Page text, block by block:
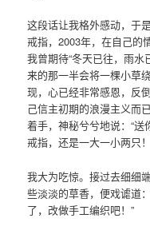
这段话让我格外感动，于
戒指，2003年，在自己的
我曾期待“冬天已往，雨
来的那一半会将一棵小草
现，心已经非常感恩，反
己信主初期的浪漫主义而
着手，神秘兮兮地说：“送
戒指，还是一大一小两只！
我大为吃惊。接过去细细
些淡淡的草香，便戏谑道
了，改做手工编织吧！”